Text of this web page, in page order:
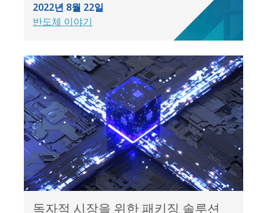
2022년 8월 22일
반도체 이야기
독자적 시장을 위한 패키징 솔루션